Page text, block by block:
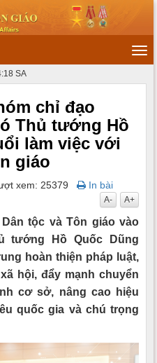
SA
chỉ đạo
Thủ tướng Hồ
làm việc với
giáo
xem: 25379
In bài
A+
A-
tộc và Tôn giáo vào
tướng Hồ Quốc Dũng
hoàn thiện pháp luật,
hội, đẩy mạnh chuyển
cơ sở, nâng cao hiệu
quốc gia và chú trọng